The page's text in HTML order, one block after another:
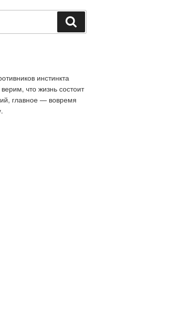
инстинкта
что жизнь состоит
главное — вовремя